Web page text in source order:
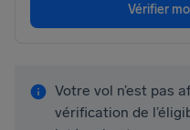
Vérifier
Votre vol n’est pas
vérification de